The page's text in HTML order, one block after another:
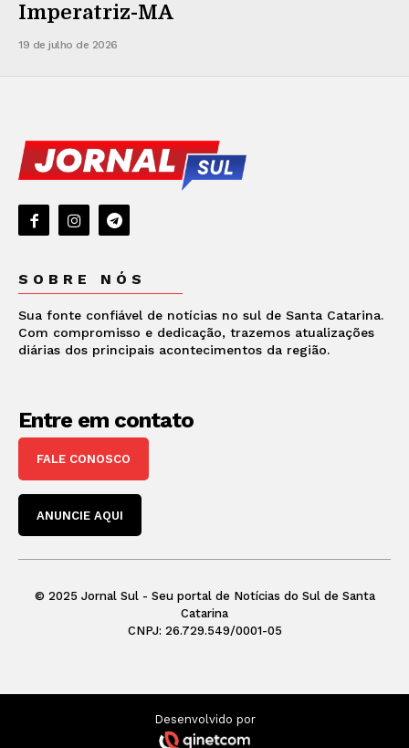
Imperatriz-MA
19 de julho de 2026
SOBRE NÓS
Sua fonte confiável de notícias no sul de Santa Catarina.
Com compromisso e dedicação, trazemos atualizações
diárias dos principais acontecimentos da região.
Entre em contato
FALE CONOSCO
ANUNCIE AQUI
© 2025 Jornal Sul - Seu portal de Notícias do Sul de Santa
Catarina
CNPJ: 26.729.549/0001-05
Desenvolvido por